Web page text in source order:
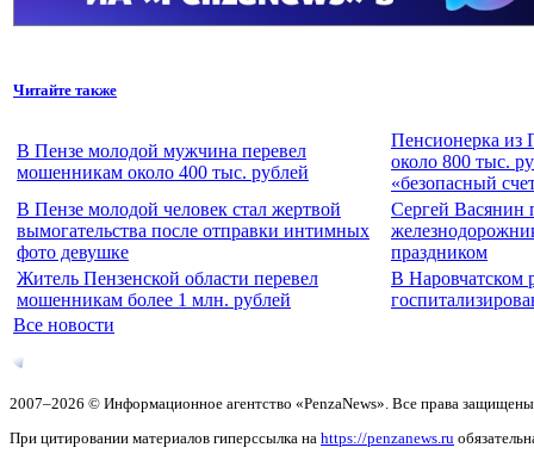
Читайте также
В Пензе молодой мужчина перевел
мошенникам около 400 тыс. рублей
Пенсионерка из
около 800 тыс.
«безопасный
В Пензе молодой человек стал жертвой
вымогательства после отправки интимных
фото девушке
Сергей Васянин
праздником
Житель Пензенской области перевел
мошенникам более 1 млн. рублей
В Наровчатском
Все новости
2007–2026 © Информационное агентство «PenzaNews». Все права
При цитировании материалов гиперссылка на https://penzanews.ru